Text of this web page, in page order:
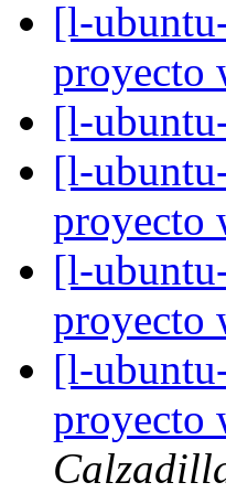
[l-
proyecto
[l-
[l-
proyecto
[l-
proyecto
[l-
proyecto